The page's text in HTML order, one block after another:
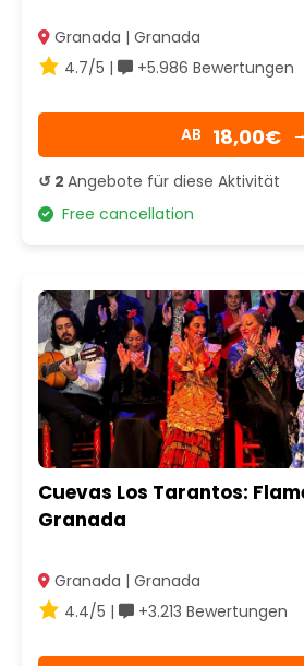
Granada | Granada
4.7/5 |
+5.986 Bewertungen
AB 18,00€ →
↺ 2 Angebote für diese Aktivität
Free cancellation
Cuevas Los Tarantos:
Granada
Granada | Granada
4.4/5 |
+3.213 Bewertungen